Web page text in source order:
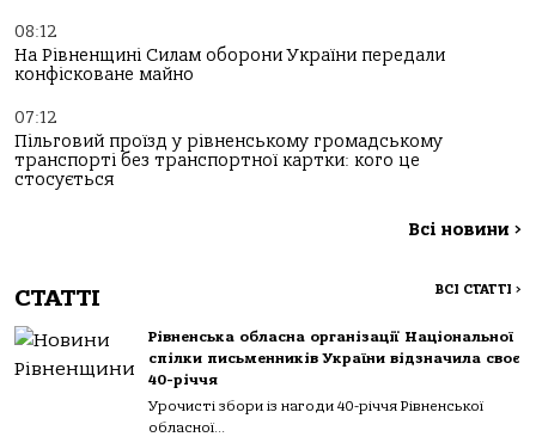
08:12
На Рівненщині Силам оборони України передали
конфісковане майно
07:12
Пільговий проїзд у рівненському громадському
транспорті без транспортної картки: кого це
стосується
Всі новини >
СТАТТІ ВСІ СТАТТІ >
Рівненська обласна організації Національної
спілки письменників України відзначила своє
40-річчя
Урочисті збори із нагоди 40-річчя Рівненської
обласної...